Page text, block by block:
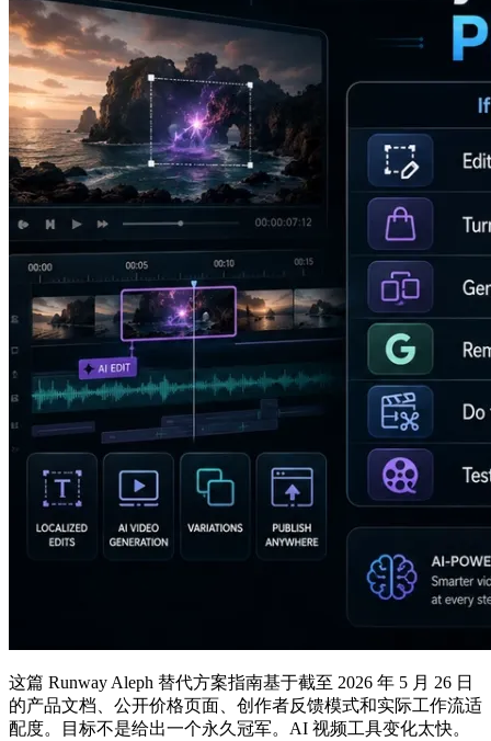
这篇 Runway Aleph 替代方案指南基于截至 2026 年 5 月 26 日
的产品文档、公开价格页面、创作者反馈模式和实际工作流适
配度。目标不是给出一个永久冠军。AI 视频工具变化太快。